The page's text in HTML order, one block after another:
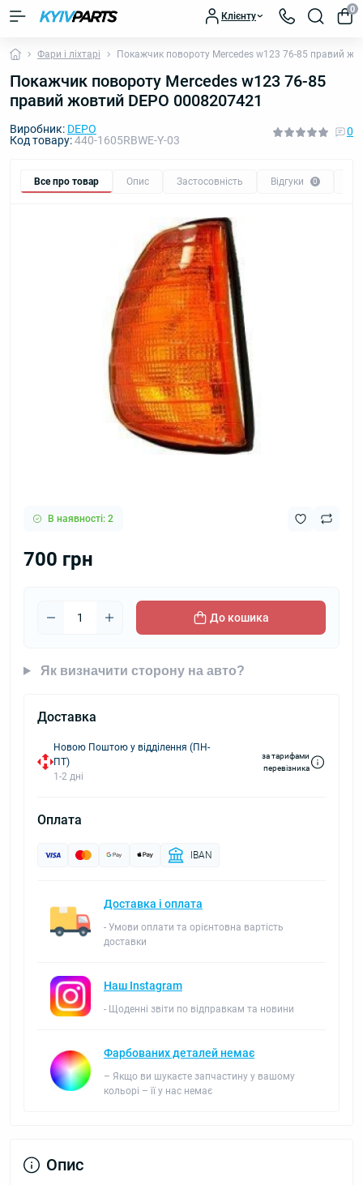
Клієнту
0
Фари і ліхтарі Покажчик повороту Mercedes w123 76-85 правий
Покажчик повороту Mercedes w123 76-85
правий жовтий DEPO 0008207421
Виробник: DEPO
Код товару:440-1605RBWE-Y-03
0
Все про товар Опис Застосовність Відгуки 0
В наявності: 2
700 грн
До кошика
Як визначити сторону на авто?
Доставка
Новою Поштою у відділення (ПН-
ПТ)
1-2 дні
за тарифами
перевізника
Оплата
IBAN
Доставка і оплата
- Умови оплати та орієнтовна вартість
доставки
Наш Instagram
- Щоденні звіти по відправкам та новини
Фарбованих деталей немає
– Якщо ви шукаєте запчастину у вашому
кольорі – її у нас немає
Опис